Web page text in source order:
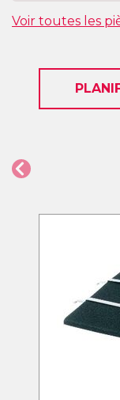
Voir toutes les